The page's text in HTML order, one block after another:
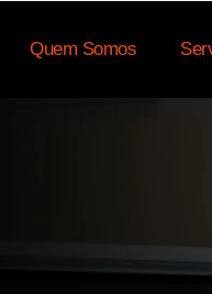
Quem Somos